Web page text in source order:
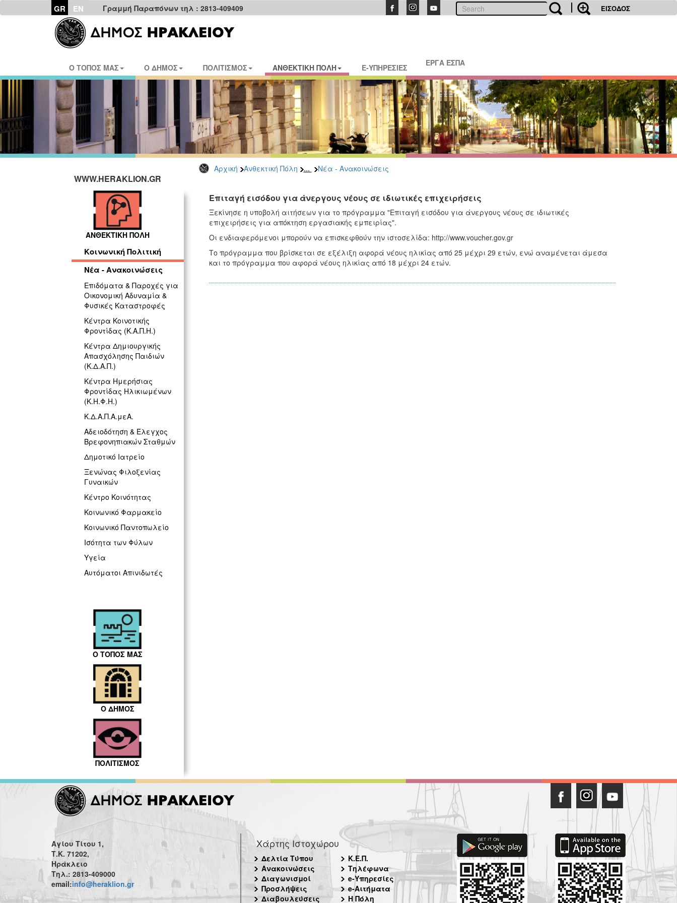
GR EN Γραμμή Παραπόνων τηλ : 2813-409409 ΕΙΣΟΔΟΣ
Ο ΤΟΠΟΣ ΜΑΣ Ο ΔΗΜΟΣ ΠΟΛΙΤΙΣΜΟΣ ΑΝΘΕΚΤΙΚΗ ΠΟΛΗ E-ΥΠΗΡΕΣΙΕΣ ΕΡΓΑ ΕΣΠΑ
Αρχική Ανθεκτική Πόλη ... Νέα - Ανακοινώσεις
WWW.HERAKLION.GR
ΑΝΘΕΚΤΙΚΗ ΠΟΛΗ
Κοινωνική Πολιτική
Νέα - Ανακοινώσεις
Επιδόματα & Παροχές για
Οικονομική Αδυναμία &
Φυσικές Καταστροφές
Κέντρα Κοινοτικής
Φροντίδας (Κ.Α.Π.Η.)
Κέντρα Δημιουργικής
Απασχόλησης Παιδιών
(Κ.Δ.Α.Π.)
Κέντρα Ημερήσιας
Φροντίδας Ηλικιωμένων
(Κ.Η.Φ.Η.)
Κ.Δ.Α.Π.Α.μεΑ.
Αδειοδότηση & Έλεγχος
Βρεφονηπιακών Σταθμών
Δημοτικό Ιατρείο
Ξενώνας Φιλοξενίας
Γυναικών
Κέντρο Κοινότητας
Κοινωνικό Φαρμακείο
Κοινωνικό Παντοπωλείο
Ισότητα των Φύλων
Υγεία
Αυτόματοι Απινιδωτές
Ο ΤΟΠΟΣ ΜΑΣ
Ο ΔΗΜΟΣ
ΠΟΛΙΤΙΣΜΟΣ
Επιταγή εισόδου για άνεργους νέους σε ιδιωτικές επιχειρήσεις
Ξεκίνησε η υποβολή αιτήσεων για το πρόγραμμα "Επιταγή εισόδου για άνεργους νέους σε ιδιωτικές
επιχειρήσεις για απόκτηση εργασιακής εμπειρίας".
Οι ενδιαφερόμενοι μπορούν να επισκεφθούν την ιστοσελίδα: http://www.voucher.gov.gr
Το πρόγραμμα που βρίσκεται σε εξέλιξη αφορά νέους ηλικίας από 25 μέχρι 29 ετών, ενώ αναμένεται άμεσα
και το πρόγραμμα που αφορά νέους ηλικίας από 18 μέχρι 24 ετών.
Αγίου Τίτου 1,
Τ.Κ. 71202,
Ηράκλειο
Τηλ.: 2813-409000
email:info@heraklion.gr
Χάρτης Ιστοχώρου
Δελτία Τύπου
Ανακοινώσεις
Διαγωνισμοί
Προσλήψεις
Διαβουλεύσεις
Κ.Ε.Π.
Τηλέφωνα
e-Υπηρεσίες
e-Αιτήματα
Η Πόλη